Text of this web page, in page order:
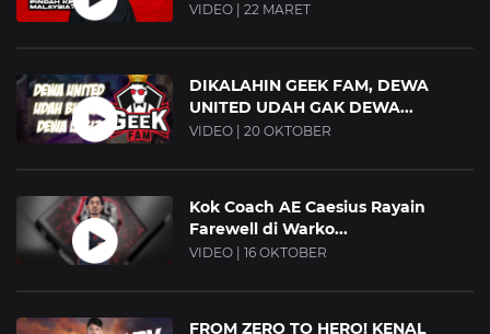
VIDEO | 22 MARET
DIKALAHIN GEEK FAM, DEWA
UNITED UDAH GAK DEWA...
VIDEO | 20 OKTOBER
Kok Coach AE Caesius Rayain
Farewell di Warko...
VIDEO | 16 OKTOBER
FROM ZERO TO HERO! KENAL